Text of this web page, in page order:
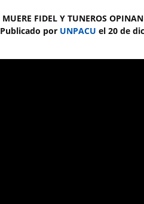
MUERE FIDEL Y TUNEROS OPINAN
Publicado por UNPACU el 20 de